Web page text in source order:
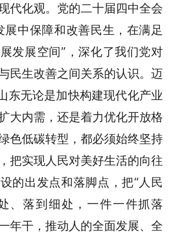
代化观。党的二十届四中全会
展中保障和改善民生，在满足
发展空间”，深化了我们党对
民生改善之间关系的认识。迈
东无论是加快构建现代化产业
大内需，还是着力优化开放格
色低碳转型，都必须始终坚持
把实现人民对美好生活的向往
的出发点和落脚点，把“人民
、落到细处，一件一件抓落
年干，推动人的全面发展、全